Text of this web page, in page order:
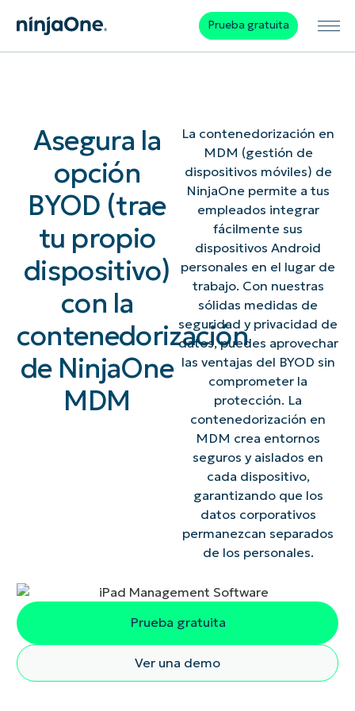
Prueba gratuita
Asegura la
opción
BYOD (trae
tu propio
dispositivo)
con la
contenedorización
de NinjaOne
MDM
La contenedorización en
MDM (gestión de
dispositivos móviles) de
NinjaOne permite a tus
empleados integrar
fácilmente sus
dispositivos Android
personales en el lugar de
trabajo. Con nuestras
sólidas medidas de
seguridad y privacidad de
datos, puedes aprovechar
las ventajas del BYOD sin
comprometer la
protección. La
contenedorización en
MDM crea entornos
seguros y aislados en
cada dispositivo,
garantizando que los
datos corporativos
permanezcan separados
de los personales.
Prueba gratuita
Ver una demo